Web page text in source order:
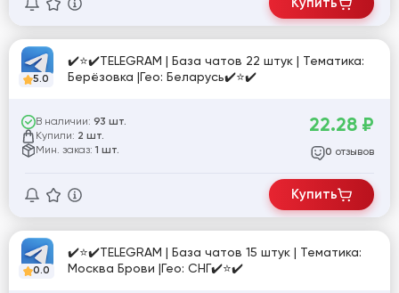
Купить
5.0
✔️⭐✔️TELEGRAM | База чатов 22 штук | Тематика:
Берёзовка |Гео: Беларусь✔️⭐✔️
В наличии: 93 шт.
Купили: 2 шт.
Мин. заказ: 1 шт.
22.28 ₽
0 отзывов
Купить
0.0
✔️⭐✔️TELEGRAM | База чатов 15 штук | Тематика:
Москва Брови |Гео: СНГ✔️⭐✔️